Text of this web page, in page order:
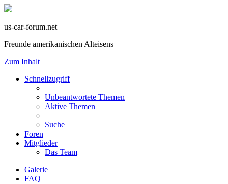
us-car-forum.net
Freunde amerikanischen Alteisens
Zum Inhalt
Schnellzugriff
Unbeantwortete Themen
Aktive Themen
Suche
Foren
Mitglieder
Das Team
Galerie
FAQ